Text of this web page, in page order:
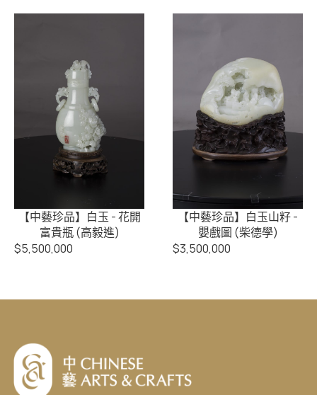
【中藝珍品】白玉 - 花開
富貴瓶 (高毅進)
$5,500,000
【中藝珍品】白玉山籽 -
嬰戲圖 (柴德學)
$3,500,000